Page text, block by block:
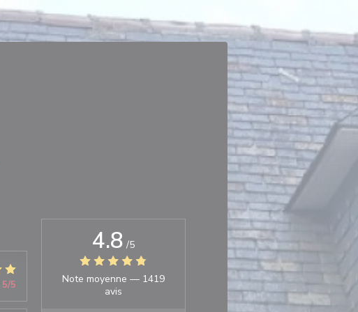
5/5
4.8 /5
Note moyenne — 1419
avis